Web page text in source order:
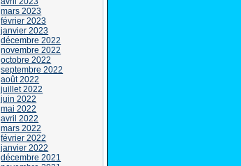
mars 2023
février 2023
janvier 2023
décembre 2022
novembre 2022
octobre 2022
septembre 2022
août 2022
juillet 2022
juin 2022
mai 2022
avril 2022
mars 2022
février 2022
janvier 2022
décembre 2021